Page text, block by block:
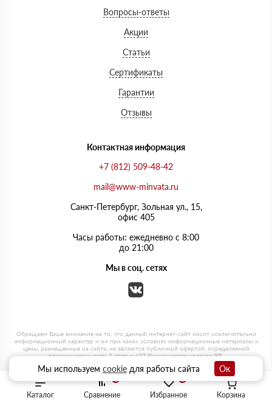
Каталог Избранное
Сравнение Корзина
Вопросы-ответы
Акции
Статьи
Сертификаты
Гарантии
Отзывы
Контактная информация
+7 (812) 509-48-42
mail@www-minvata.ru
Санкт-Петербург, Зольная ул., 15,
офис 405
Часы работы: ежедневно с 8:00
до 21:00
Мы в соц. сетях
Мы используем cookieдля работы сайта Ок